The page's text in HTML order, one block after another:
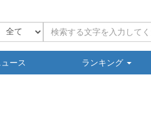
ース ランキング